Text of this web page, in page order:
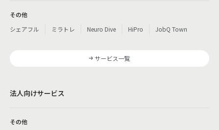
その他
シェアフル
ミラトレ Neuro Dive HiPro JobQ Town
サービス一覧
法人向けサービス
その他